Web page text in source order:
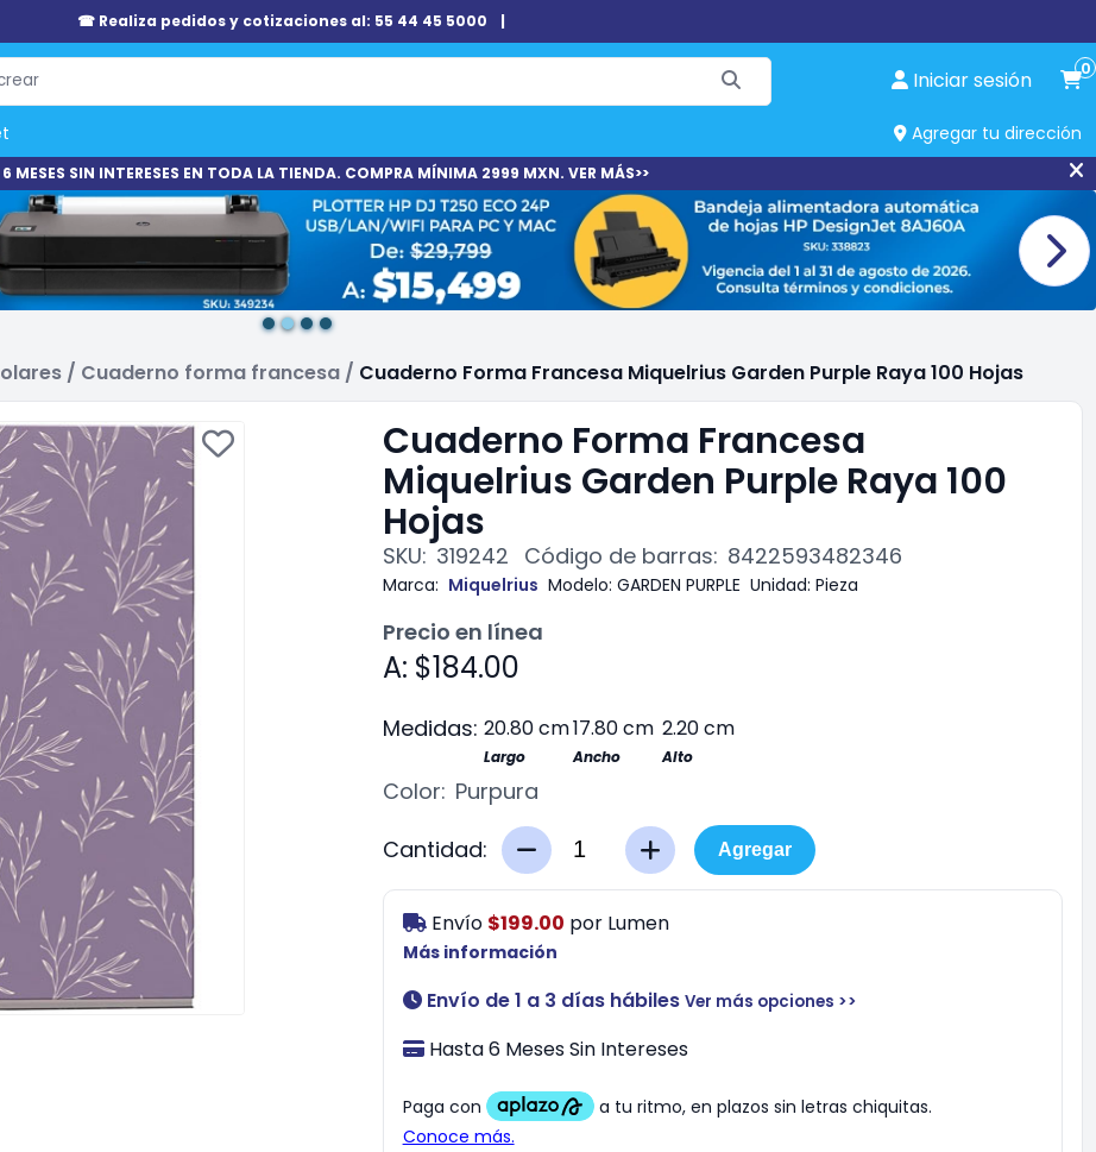
☎ Realiza pedidos y cotizaciones al: 55 44 45 5000 |
Iniciar sesión 0
Agregar tu dirección
MESES SIN INTERESES EN TODA LA TIENDA. COMPRA MÍNIMA 2999 MXN. VER MÁS>>
/ Cuaderno forma francesa / Cuaderno Forma Francesa Miquelrius Garden Purple Raya 100 Hojas
Cuaderno Forma Francesa
Miquelrius Garden Purple Raya 100
Hojas
SKU: 319242 Código de barras: 8422593482346
Marca: Miquelrius Modelo: GARDEN PURPLE Unidad: Pieza
Precio en línea
A: $184.00
Medidas: 20.80 cm17.80 cm 2.20 cm
Largo Ancho Alto
Color: Purpura
Cantidad:
Agregar
Envío $199.00 por Lumen
Más información
Envío de 1 a 3 días hábiles Ver más opciones >>
Hasta 6 Meses Sin Intereses